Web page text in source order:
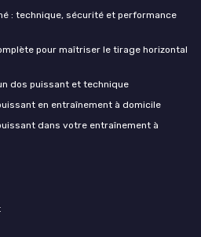
: technique, sécurité et performance
pour maîtriser le tirage horizontal
dos puissant et technique
en entraînement à domicile
dans votre entraînement à